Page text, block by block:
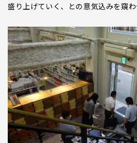
盛り上げていく、との意気込みを窺わ